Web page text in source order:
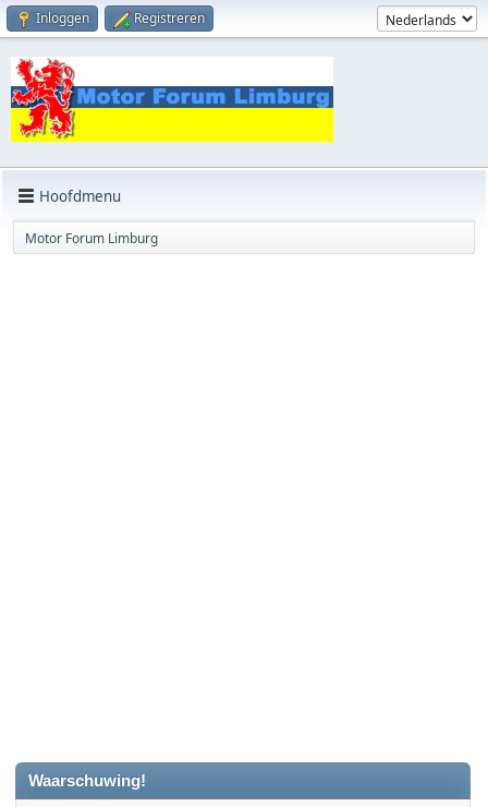
Inloggen Registreren
Hoofdmenu
Motor Forum Limburg
Waarschuwing!